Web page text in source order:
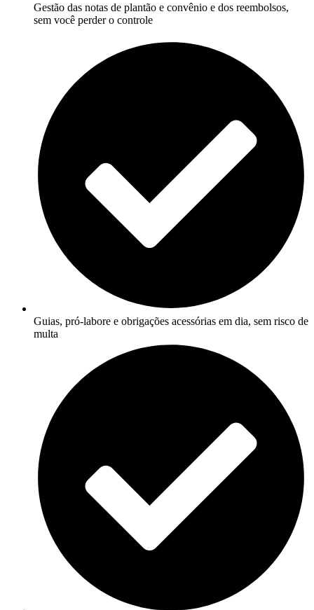
Gestão das notas de plantão e convênio e dos reembolsos,
sem você perder o controle
Guias, pró-labore e obrigações acessórias em dia, sem risco de
multa